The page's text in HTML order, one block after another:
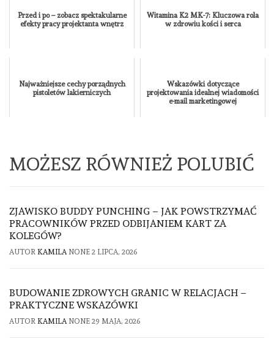
Przed i po – zobacz spektakularne
efekty pracy projektanta wnętrz
Witamina K2 MK-7: Kluczowa rola
w zdrowiu kości i serca
Najważniejsze cechy porządnych
pistoletów lakierniczych
Wskazówki dotyczące
projektowania idealnej wiadomości
e-mail marketingowej
MOŻESZ RÓWNIEŻ POLUBIĆ
ZJAWISKO BUDDY PUNCHING – JAK POWSTRZYMAĆ
PRACOWNIKÓW PRZED ODBIJANIEM KART ZA
KOLEGÓW?
AUTOR KAMILA NONE 2 LIPCA, 2026
BUDOWANIE ZDROWYCH GRANIC W RELACJACH –
PRAKTYCZNE WSKAZÓWKI
AUTOR KAMILA NONE 29 MAJA, 2026